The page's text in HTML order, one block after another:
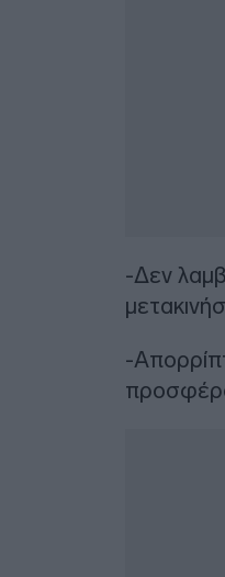
-Δεν
-